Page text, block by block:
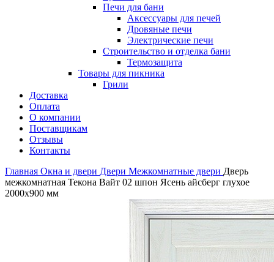
Печи для бани
Аксессуары для печей
Дровяные печи
Электрические печи
Строительство и отделка бани
Термозащита
Товары для пикника
Грили
Доставка
Оплата
О компании
Поставщикам
Отзывы
Контакты
Главная Окна и двери Двери Межкомнатные двери Дверь
межкомнатная Текона Вайт 02 шпон Ясень айсберг глухое
2000х900 мм